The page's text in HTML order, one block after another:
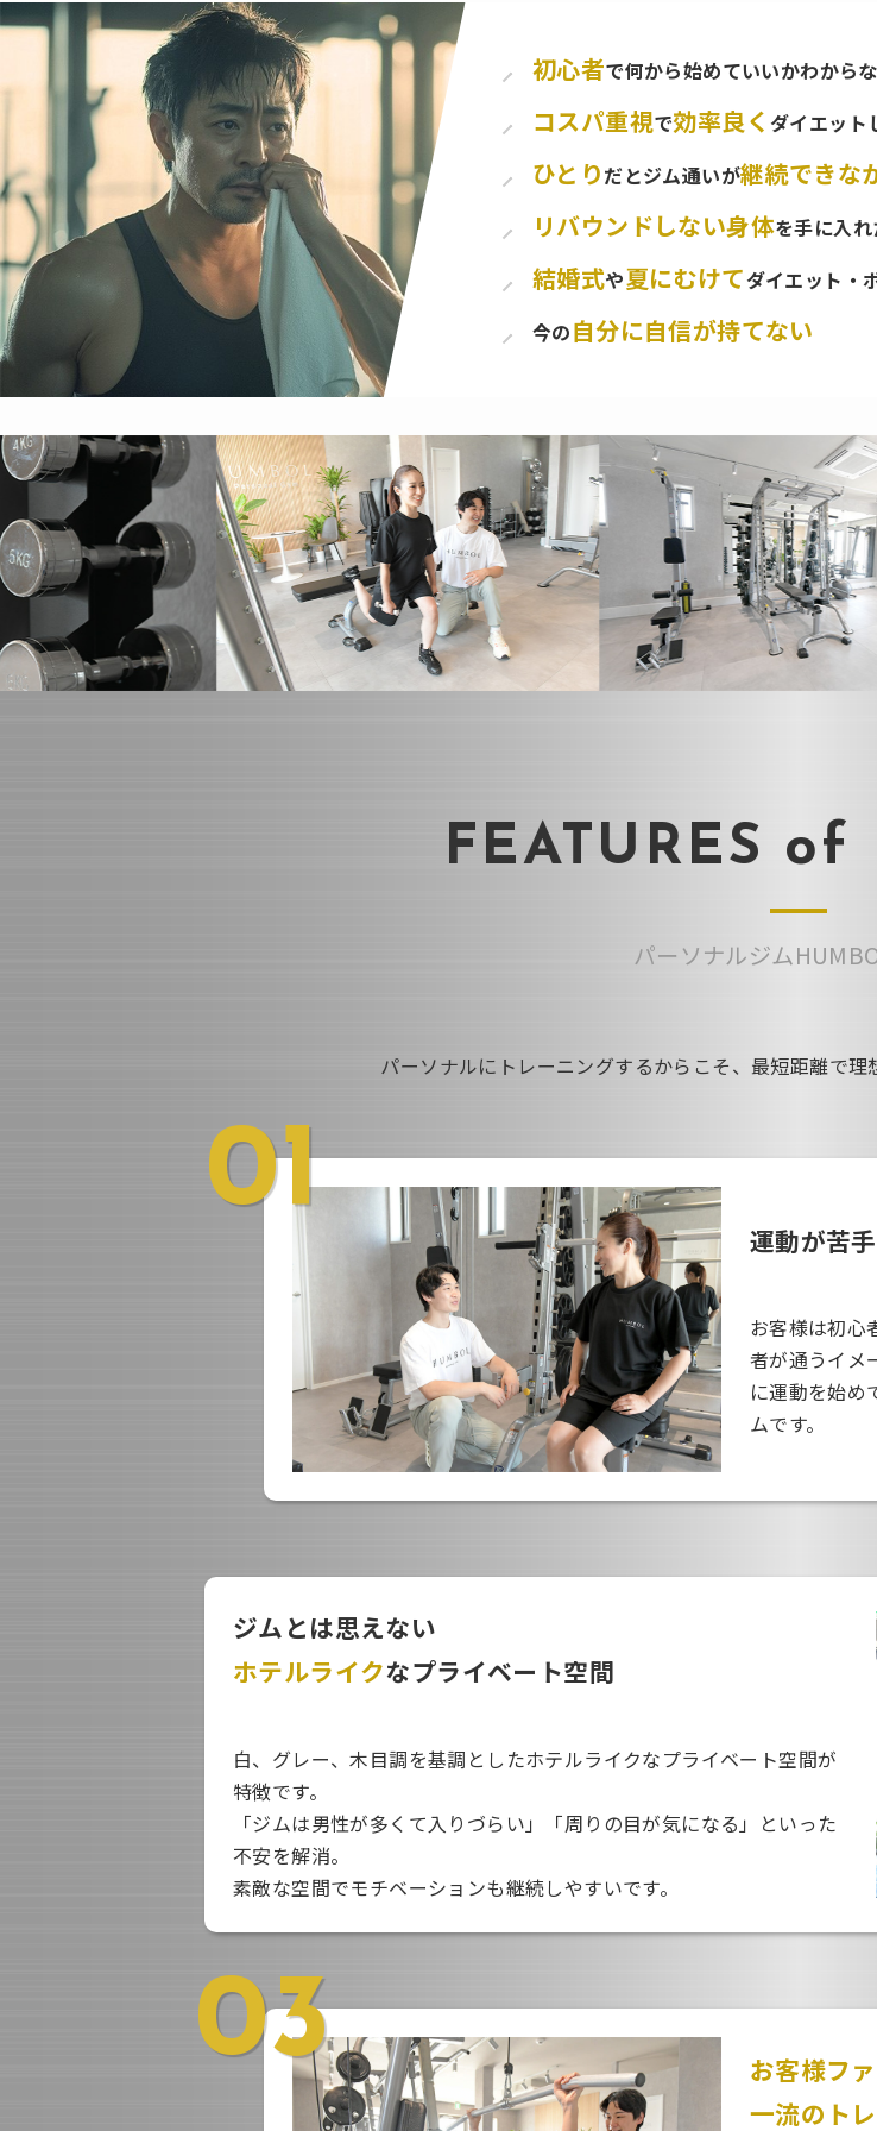
初心者で何から始めていいかわから
コスパ重視で効率良くダイエット
ひとりだとジム通いが継続できな
リバウンドしない身体を手に入れ
結婚式や夏にむけてダイエット・
今の自分に自信が持てない
FEATURES of
パーソナルジム
パーソナルにトレーニングするからこそ、最短距離で理
運動が苦手
お客様は初心
者が通うイメ
に運動を始め
ムです。
ジムとは思えない
ホテルライクなプライベート空間
白、グレー、木目調を基調としたホテルライクなプライベート空間が
特徴です。
「ジムは男性が多くて入りづらい」「周りの目が気になる」といった
不安を解消。
素敵な空間でモチベーションも継続しやすいです。
お客様フ
一流のト